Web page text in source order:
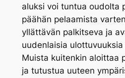
aluksi voi tuntua oudolta
päähän pelaamista
yllättävän palkitseva ja
uudenlaisia
Muista kuitenkin aloittaa
ja tutustua uuteen